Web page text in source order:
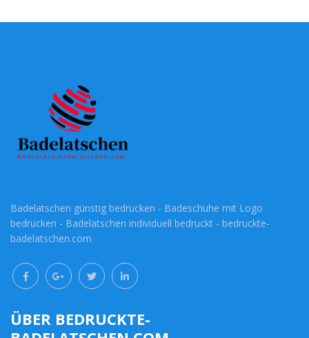
Badelatschen günstig bedrucken - Badeschuhe mit Logo
bedrucken - Badelatschen individuell bedruckt - bedruckte-
badelatschen.com
ÜBER BEDRUCKTE-